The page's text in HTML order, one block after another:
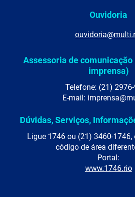
Ouvidoria
Assessoria de
imprensa)
Telefone: (21)
E-mail:
Dúvidas, Serviços,
Ligue 1746 ou (21) 3460-1746,
código de área
Portal:
www.1746.rio